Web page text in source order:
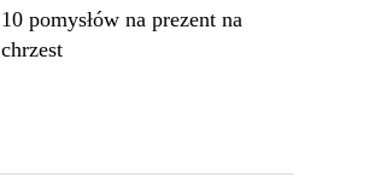
10 pomysłów na prezent na
chrzest